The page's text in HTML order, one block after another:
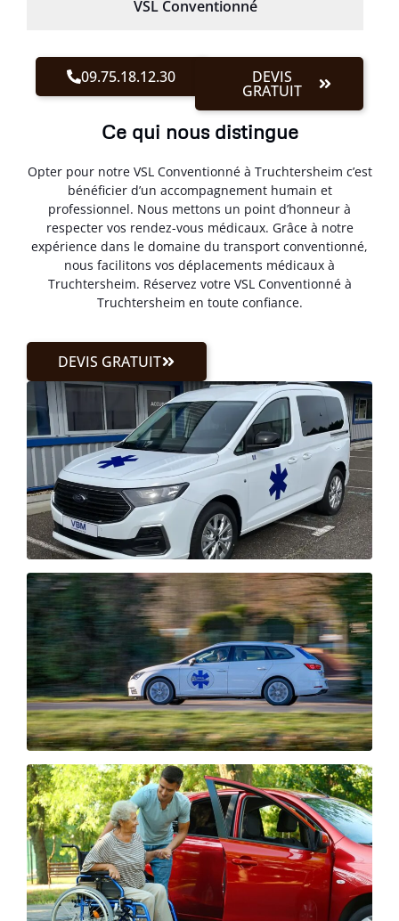
VSL Conventionné
09.75.18.12.30 DEVIS
GRATUIT
Ce qui nous distingue
Opter pour notre VSL Conventionné à Truchtersheim c’est
bénéficier d’un accompagnement humain et
professionnel. Nous mettons un point d’honneur à
respecter vos rendez-vous médicaux. Grâce à notre
expérience dans le domaine du transport conventionné,
nous facilitons vos déplacements médicaux à
Truchtersheim. Réservez votre VSL Conventionné à
Truchtersheim en toute confiance.
DEVIS GRATUIT